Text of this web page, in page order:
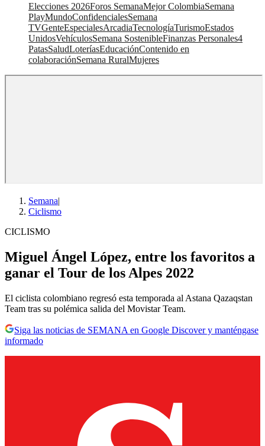
Elecciones 2026Foros SemanaMejor ColombiaSemana
PlayMundoConfidencialesSemana
TVGenteEspecialesArcadiaTecnologíaTurismoEstados
UnidosVehículosSemana SostenibleFinanzas Personales4
PatasSaludLoteríasEducaciónContenido en
colaboraciónSemana RuralMujeres
Semana|
Ciclismo
CICLISMO
Miguel Ángel López, entre los favoritos a
ganar el Tour de los Alpes 2022
El ciclista colombiano regresó esta temporada al Astana Qazaqstan
Team tras su polémica salida del Movistar Team.
Siga las noticias de SEMANA en Google Discover y manténgase
informado